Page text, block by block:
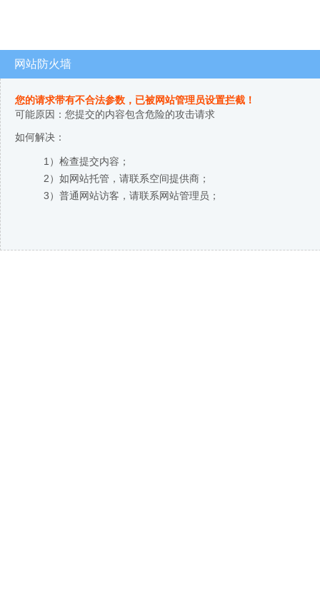
网站防火墙
您的请求带有不合法参数，已被网站管理员设置拦截！
可能原因：您提交的内容包含危险的攻击请求
如何解决：
1）检查提交内容；
2）如网站托管，请联系空间提供商；
3）普通网站访客，请联系网站管理员；